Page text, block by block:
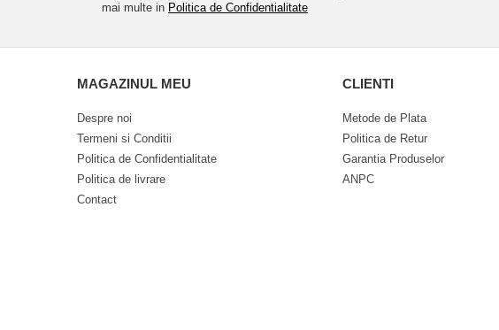
mai multe in Politica de Confidentialitate
MAGAZINUL MEU
Despre noi
Termeni si Conditii
Politica de Confidentialitate
Politica de livrare
Contact
CLIENTI
Metode de Plata
Politica de Retur
Garantia Produselor
ANPC